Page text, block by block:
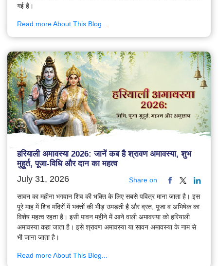
गई है।
Read more About This Blog...
हरियाली अमावस्या 2026: जानें कब है श्रावण अमावस्या, शुभ
मुहूर्त, पूजा-विधि और दान का महत्व
July 31, 2026 Share on
सावन का महीना भगवान शिव की भक्ति के लिए सबसे पवित्र माना जाता है। इस
पूरे माह में शिव मंदिरों में भक्तों की भीड़ उमड़ती है और व्रत, पूजा व अभिषेक का
विशेष महत्व रहता है। इसी पावन महीने में आने वाली अमावस्या को हरियाली
अमावस्या कहा जाता है। इसे श्रावण अमावस्या या सावन अमावस्या के नाम से
भी जाना जाता है।
Read more About This Blog...